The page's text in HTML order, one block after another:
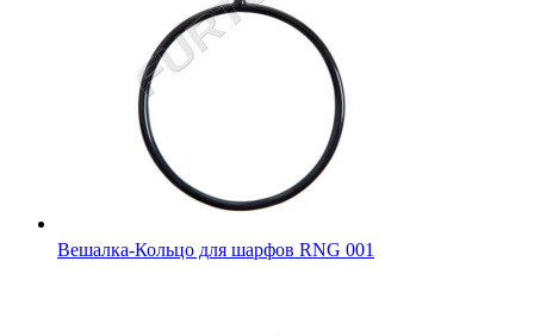
Вешалка-Кольцо для шарфов RNG 001